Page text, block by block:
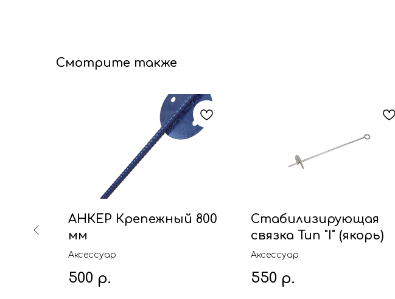
Смотрите также
АНКЕР Крепежный 800
мм
Аксессуар
500 р.
Стабилизирующая
связка Тип "I" (якорь)
Аксессуар
550 р.